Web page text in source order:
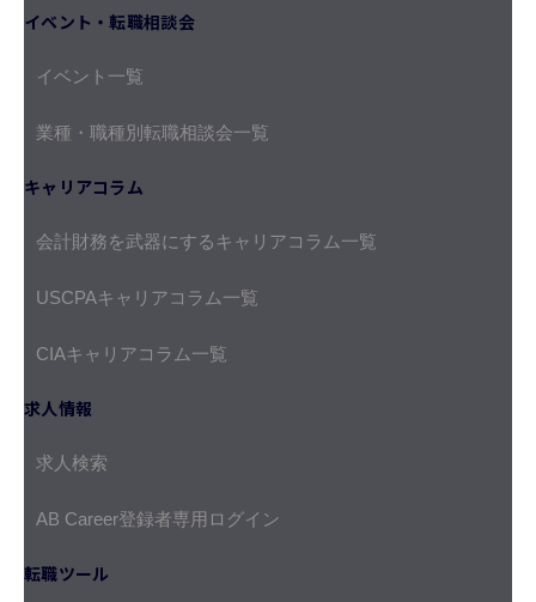
イベント・転職相談会
イベント一覧
業種・職種別転職相談会一覧
キャリアコラム
会計財務を武器にするキャリアコラム一覧
USCPAキャリアコラム一覧
CIAキャリアコラム一覧
求人情報
求人検索
AB Career登録者専用ログイン
転職ツール